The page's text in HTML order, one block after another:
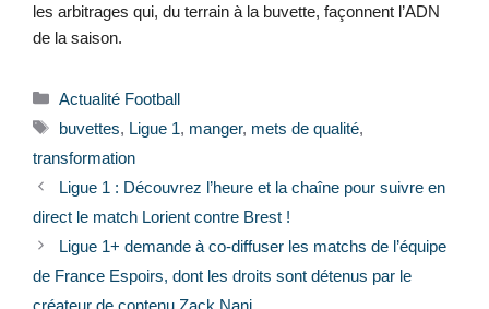
les arbitrages qui, du terrain à la buvette, façonnent l’ADN
de la saison.
Catégories
Actualité Football
Étiquettes
buvettes, Ligue 1, manger, mets de qualité,
transformation
Ligue 1 : Découvrez l’heure et la chaîne pour suivre en
direct le match Lorient contre Brest !
Ligue 1+ demande à co-diffuser les matchs de l’équipe
de France Espoirs, dont les droits sont détenus par le
créateur de contenu Zack Nani